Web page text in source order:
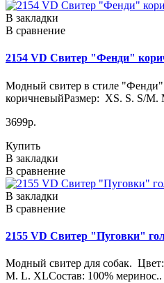
В закладки
В сравнение
2154 VD Свитер "Фенди"
Модный свитер в стиле "Фенди"
коричневыйРазмер: XS. S. S/
3699р.
Купить
В закладки
В сравнение
В закладки
В сравнение
2155 VD Свитер "Пуговки"
Модный свитер для собак.
M. L. XLСостав: 100% меринос..